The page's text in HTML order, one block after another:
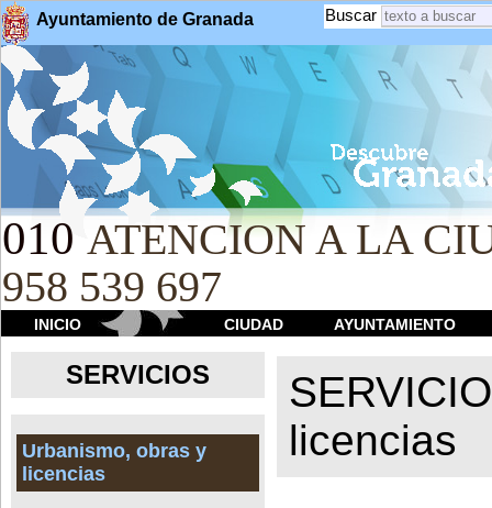
Ayuntamiento de Granada Buscar
010 ATENCION A LA
958 539 697
INICIO CIUDAD AYUNTAMIENTO
SERVICIOS
Urbanismo, obras y
licencias
licencias